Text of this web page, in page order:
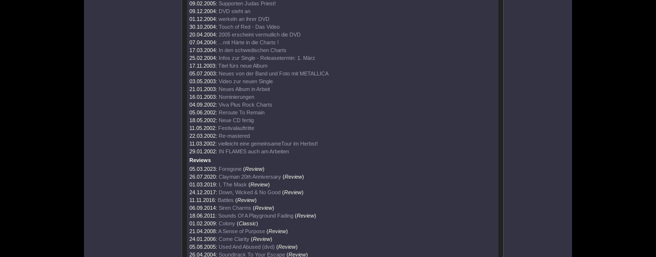
09.02.2005: Supporten Judas Priest!
09.12.2004: DVD steht an
01.12.2004: werkeln an ihrer DVD
30.10.2004: Touch of Red - Das Video
20.04.2004: 2005 erscheint vermutlich die DVD
07.04.2004:
...mit Härte in die Charts !
17.03.2004: In den schwedischen Charts
25.02.2004: Infos zur Single - Releasetermin: 1. März
17.11.2003: Titel fürs neue Album
05.07.2003: Neues von der Band und Foto mit METALLICA
03.05.2003: Video zur neuen Single
21.01.2003: Neues Album in Arbeit
16.01.2003: Nominierungen
04.09.2002: Viva Plus Rock Charts
05.06.2002: Reroute To Remain
18.05.2002: Neue CD fertig
11.05.2002: Festivalauftritte
22.03.2002: Re-mastered
11.03.2002: vielleicht eine gemeinsameTour im Herbst!
29.01.2002: IN FLAMES auch am Arbeiten
Reviews
05.03.2023: Foregone (Review)
26.07.2020: Clayman 20th Anniversary (Review)
01.03.2019: I, The Mask (Review)
24.12.2017: Down, Wicked & No Good (Review)
11.11.2016: Battles (Review)
06.09.2014: Siren Charms (Review)
18.06.2011: Sounds Of A Playground Fading (Review)
01.02.2009: Colony (Classic)
21.04.2008: A Sense of Purpose (Review)
24.01.2006: Come Clarity (Review)
05.08.2005: Used And Abused (dvd) (Review)
26.04.2004: Soundtrack To Your Escape (Review)